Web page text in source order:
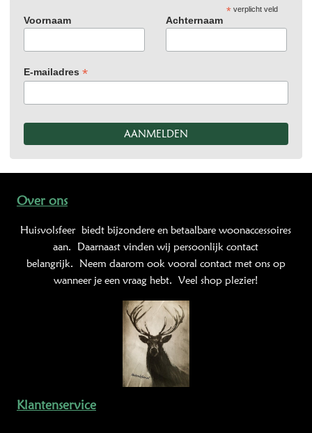
*verplicht veld
Voornaam Achternaam
E-mailadres *
Over ons
Huisvolsfeer biedt bijzondere en betaalbare woonaccessoires
aan. Daarnaast vinden wij persoonlijk contact
belangrijk. Neem daarom ook vooral contact met ons op
wanneer je een vraag hebt. Veel shop plezier!
Klantenservice